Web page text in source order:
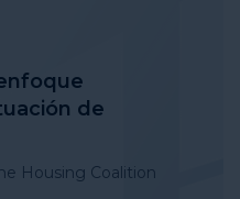
de
Housing Coalition